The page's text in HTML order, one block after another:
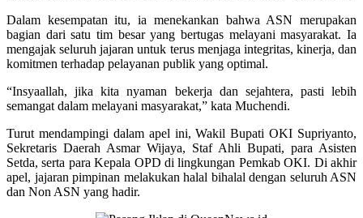
Dalam kesempatan itu, ia menekankan bahwa ASN merupakan
bagian dari satu tim besar yang bertugas melayani masyarakat. Ia
mengajak seluruh jajaran untuk terus menjaga integritas, kinerja, dan
komitmen terhadap pelayanan publik yang optimal.
“Insyaallah, jika kita nyaman bekerja dan sejahtera, pasti lebih
semangat dalam melayani masyarakat,” kata Muchendi.
Turut mendampingi dalam apel ini, Wakil Bupati OKI Supriyanto,
Sekretaris Daerah Asmar Wijaya, Staf Ahli Bupati, para Asisten
Setda, serta para Kepala OPD di lingkungan Pemkab OKI. Di akhir
apel, jajaran pimpinan melakukan halal bihalal dengan seluruh ASN
dan Non ASN yang hadir.